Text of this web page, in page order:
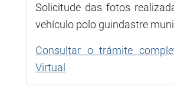
Solicitude das fotos
vehículo polo guindastre
Consultar o trámite
Virtual